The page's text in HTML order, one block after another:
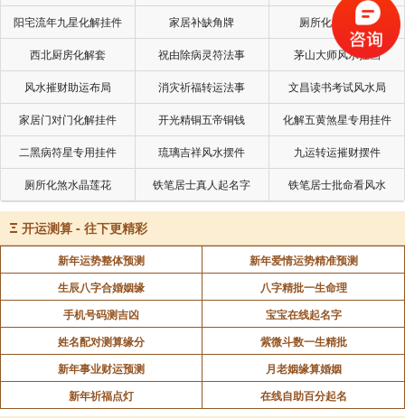
缘故，五藏六腑像被撕裂一般，痛苦挣扎，昏过去了好
几回，为子女所流的血，就如宰羊，泉涌而出，经过这
场大难不死的母亲，苏醒过来第一件事，就是垂询自己
的爱子，知道爱儿确已平安无事，内心欢喜若狂，抱在
怀里，脸上露出欣慰的笑容，一阵欢喜过后，难忍的痛
楚又如排山倒海般的涌来，刚才全然为得子而忘了伤
疼，现在又得忍受肉体上痛彻心肠的苦楚。
第四颂扬父母“咽苦吐甘”的恩惠：父母对子女的恩惠
比海深，对子女的照顾与爱护不分日夜，也不曾皱一下
眉头，父母对子女的爱重情深，确是无法形容，只要子
女能得温饱，自己挨饿受冻也心甘情愿，只要儿女欢喜
快乐，父母就感到安慰。
第五颂扬慈母“回干就湿”的恩德，慈母爱儿无微不
至，夜晚孩儿尿床，弄湿被褥，赶快把孩子移到干燥的
地方，自己睡在又湿又冷的地方丝毫没有怨言，只要孩
阳宅流年九星化解挂件 家居补缺角牌 厕所化秽气煞套
西北厨房化解套 祝由除病灵符法事 茅山大师风水挂画
风水摧财助运布局 消灾祈福转运法事 文昌读书考试风水局
家居门对门化解挂件 开光精铜五帝铜钱 化解五黄煞星专用挂件
二黑病符星专用挂件 琉璃吉祥风水摆件 九运转运摧财摆件
厕所化煞水晶莲花 铁笔居士真人起名字 铁笔居士批命看风水
Ξ 开运测算 - 往下更精彩
新年运势整体预测
新年爱情运势精准预测
生辰八字合婚姻缘
八字精批一生命理
手机号码测吉凶
宝宝在线起名字
姓名配对测算缘分
紫微斗数一生精批
新年事业财运预测
月老姻缘算婚姻
新年祈福点灯
在线自助百分起名